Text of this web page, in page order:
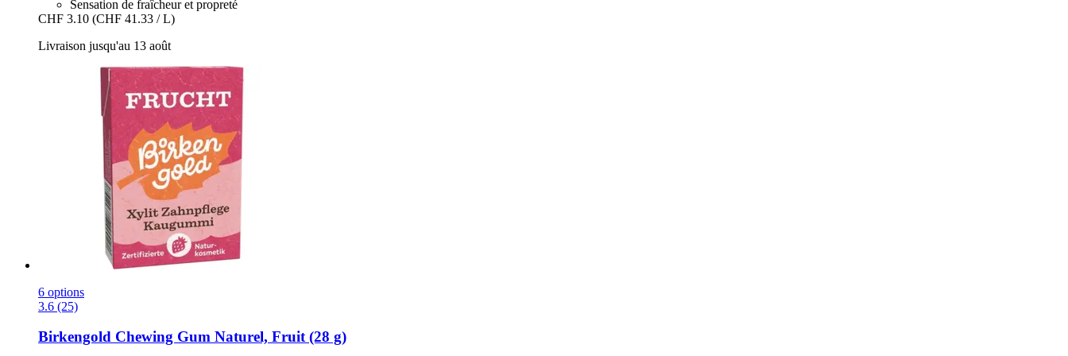
Sensation de fraîcheur et propreté
CHF 3.10 (CHF 41.33 / L)
Livraison jusqu'au 13 août
6 options
3.6 (25)
Birkengold Chewing Gum Naturel, Fruit (28 g)